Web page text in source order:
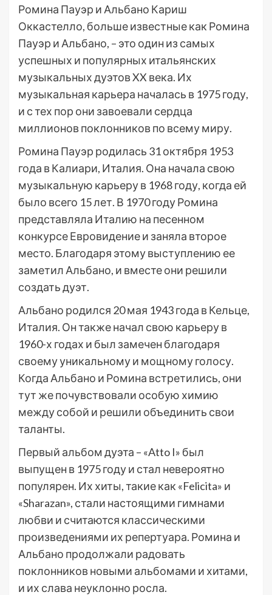
Ромина Пауэр и Альбано Кариш
Оккастелло, больше известные как Ромина
Пауэр и Альбано, – это один из самых
успешных и популярных итальянских
музыкальных дуэтов XX века. Их
музыкальная карьера началась в 1975 году,
и с тех пор они завоевали сердца
миллионов поклонников по всему миру.
Ромина Пауэр родилась 31 октября 1953
года в Калиари, Италия. Она начала свою
музыкальную карьеру в 1968 году, когда ей
было всего 15 лет. В 1970 году Ромина
представляла Италию на песенном
конкурсе Евровидение и заняла второе
место. Благодаря этому выступлению ее
заметил Альбано, и вместе они решили
создать дуэт.
Альбано родился 20 мая 1943 года в Кельце,
Италия. Он также начал свою карьеру в
1960-х годах и был замечен благодаря
своему уникальному и мощному голосу.
Когда Альбано и Ромина встретились, они
тут же почувствовали особую химию
между собой и решили объединить свои
таланты.
Первый альбом дуэта – «Atto I» был
выпущен в 1975 году и стал невероятно
популярен. Их хиты, такие как «Felicita» и
«Sharazan», стали настоящими гимнами
любви и считаются классическими
произведениями их репертуара. Ромина и
Альбано продолжали радовать
поклонников новыми альбомами и хитами,
и их слава неуклонно росла.